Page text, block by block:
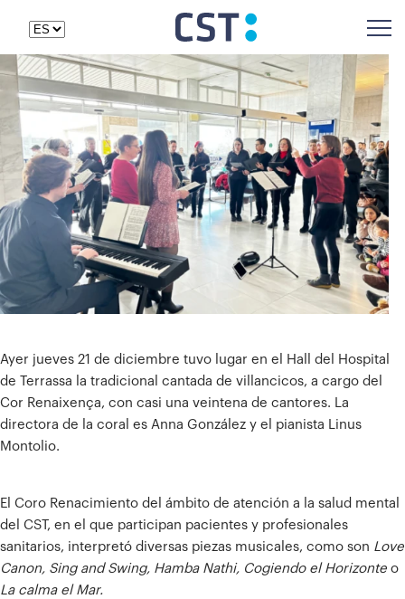
Ayer jueves 21 de diciembre tuvo lugar en el Hall del Hospital
de Terrassa la tradicional cantada de villancicos, a cargo del
Cor Renaixença, con casi una veintena de cantores. La
directora de la coral es Anna González y el pianista Linus
Montolio.
El Coro Renacimiento del ámbito de atención a la salud mental
del CST, en el que participan pacientes y profesionales
sanitarios, interpretó diversas piezas musicales, como son Love
Canon, Sing and Swing, Hamba Nathi, Cogiendo el Horizonte o
La calma el Mar.